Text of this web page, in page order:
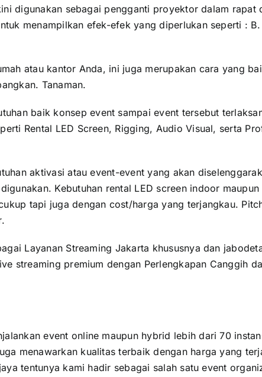
digunakan sebagai pengganti proyektor dalam rapat
menampilkan efek-efek yang diperlukan seperti :
atau kantor Anda, ini juga merupakan cara yang
Tanaman.
baik konsep event sampai event tersebut
Rental LED Screen, Rigging, Audio Visual, serta
aktivasi atau event-event yang akan
Kebutuhan rental LED screen indoor
tapi juga dengan cost/harga yang terjangkau.
Layanan Streaming Jakarta khususnya dan
streaming premium dengan Perlengkapan Canggih
event online maupun hybrid lebih dari 70
menawarkan kualitas terbaik dengan harga yang
tentunya kami hadir sebagai salah satu event